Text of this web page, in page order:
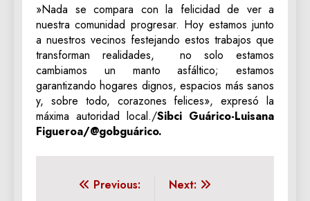
​»Nada se compara con la felicidad de ver a
nuestra comunidad progresar. Hoy estamos junto
a nuestros vecinos festejando estos trabajos que
transforman realidades, no solo estamos
cambiamos un manto asfáltico; estamos
garantizando hogares dignos, espacios más sanos
y, sobre todo, corazones felices», expresó la
máxima autoridad local./Sibci Guárico-Luisana
Figueroa/@gobguárico.
Navegación
Previous:
Next: